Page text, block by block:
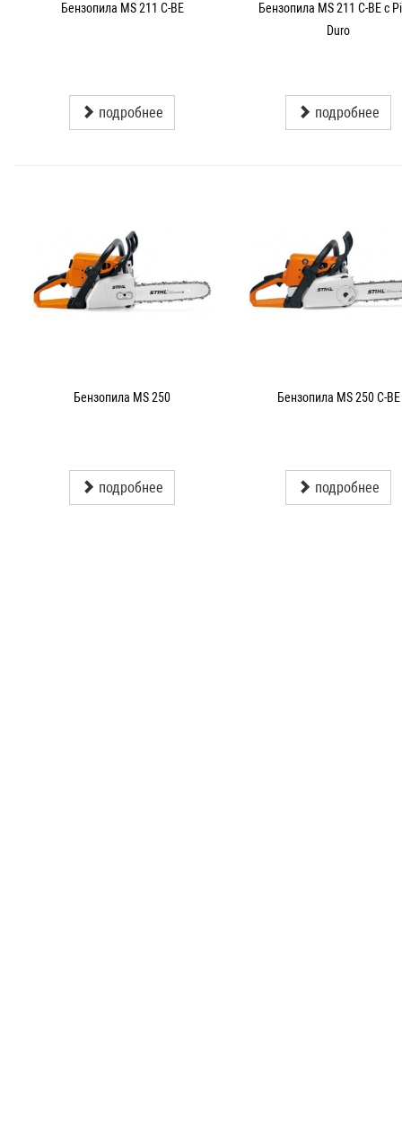
Бензопила MS 211 C-BE
подробнее
Бензопила MS 211 C-BE с
Duro
подробнее
Бензопила MS 250
подробнее
Бензопила MS 250 C-BE
подробнее